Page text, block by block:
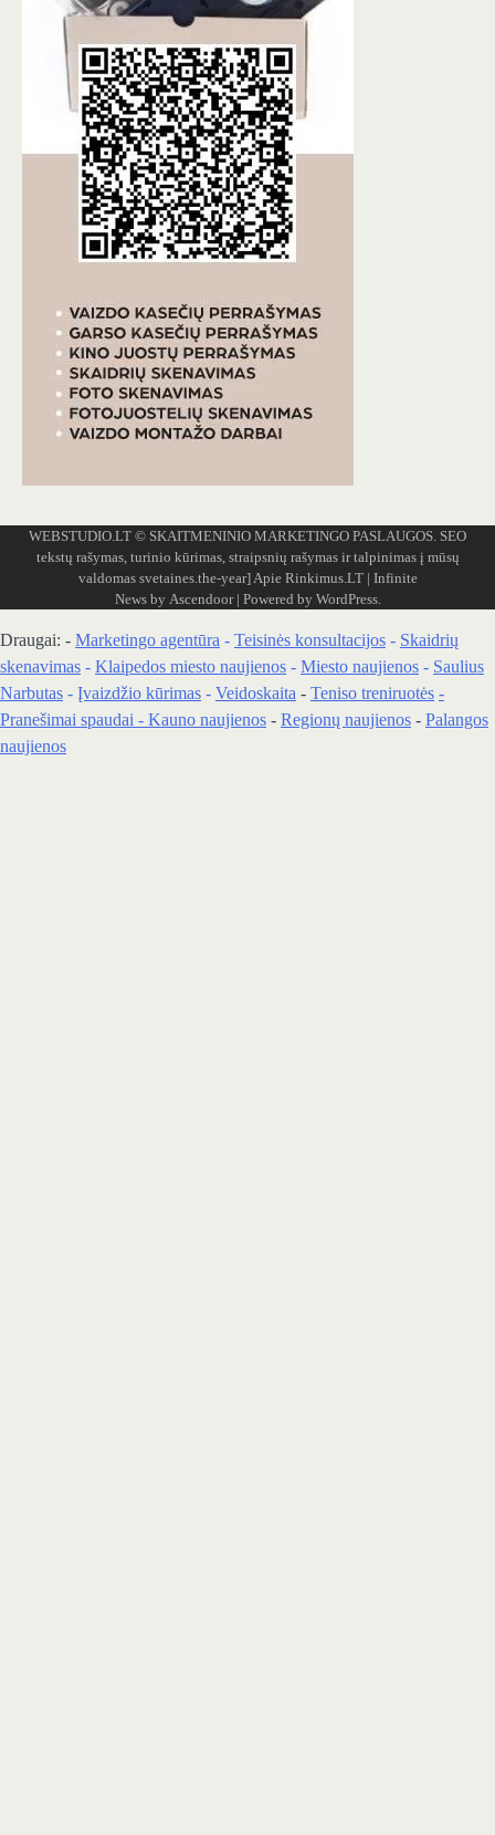
WEBSTUDIO.LT © SKAITMENINIO MARKETINGO PASLAUGOS. SEO
tekstų rašymas, turinio kūrimas, straipsnių rašymas ir talpinimas į mūsų
valdomas svetaines.the-year]Apie Rinkimus.LT| Infinite
News by Ascendoor| Powered by WordPress.
Draugai: - Marketingo agentūra - Teisinės konsultacijos - Skaidrių
skenavimas - Klaipedos miesto naujienos - Miesto naujienos - Saulius
Narbutas - Įvaizdžio kūrimas - Veidoskaita - Teniso treniruotės -
Pranešimai spaudai - Kauno naujienos - Regionų naujienos - Palangos
naujienos